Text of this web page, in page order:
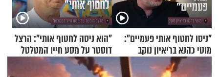
"ניסו לחטוף אותי פעמיים":
מוטי כהנא בריאיון נוקב
"הוא ניסה לחטוף אותי": הרצל
דוסטר על מסע חייו המטלטל